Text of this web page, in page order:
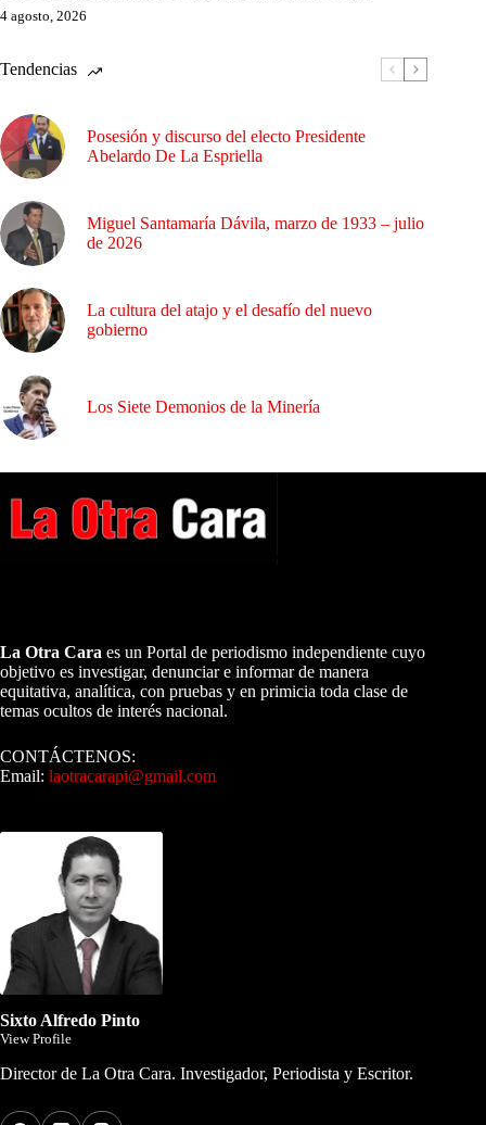
4 agosto, 2026
Tendencias
Posesión y discurso del electo Presidente
Abelardo De La Espriella
Miguel Santamaría Dávila, marzo de 1933 – julio
de 2026
La cultura del atajo y el desafío del nuevo
gobierno
Los Siete Demonios de la Minería
La Otra Cara es un Portal de periodismo independiente cuyo
objetivo es investigar, denunciar e informar de manera
equitativa, analítica, con pruebas y en primicia toda clase de
temas ocultos de interés nacional.
CONTÁCTENOS:
Email: laotracarapi@gmail.com
Sixto Alfredo Pinto
View Profile
Director de La Otra Cara. Investigador, Periodista y Escritor.